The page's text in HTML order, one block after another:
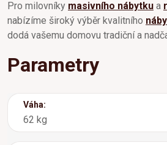
Pro milovníky masivního nábytku a
nabízíme široký výběr kvalitního
dodá vašemu domovu tradiční a
Parametry
Váha:
62 kg